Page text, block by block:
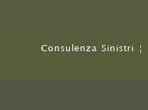
Consulenza Sinistri |